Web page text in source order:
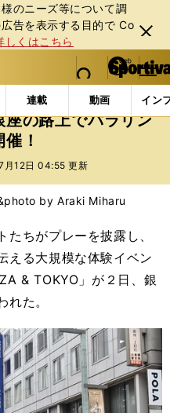
のニーズ等について調
告を表⽰する⽬的で Co
しくはこちら
閉じ
る
web Sportiva (webスポルティーバ)
検索
マイペ
ー
ジ
メニュ
連載 動画 イン
パラスポーツ 衝撃のド迫力
の路上でパラリン
！
月12日 04:55 更新
by Araki Miharu
ちがプレーを披露し、
える大規模な体験イベン
& TOKYO」が２日、銀
た。